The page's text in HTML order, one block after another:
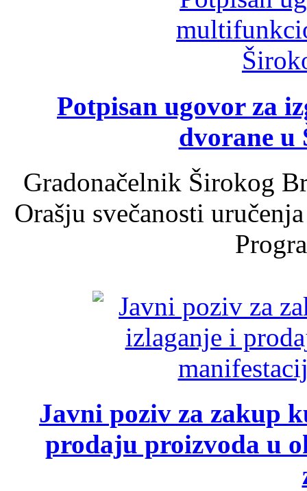
Potpisan ugovor za
dvorane u
Gradonačelnik Širokog
Orašju svečanosti
Javni poziv za zakup
prodaju proizvoda u